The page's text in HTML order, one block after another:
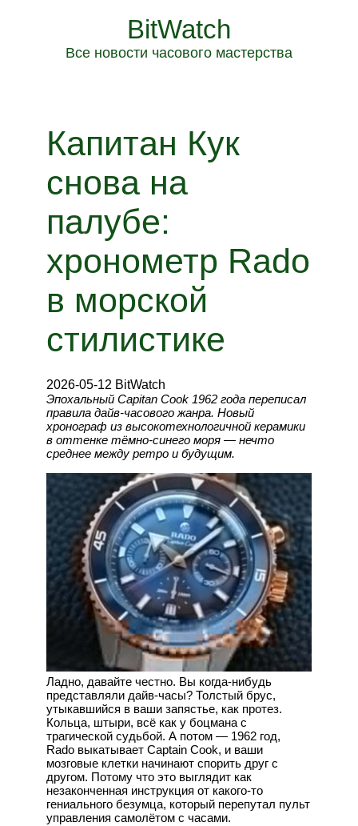
BitWatch
Все новости часового мастерства
Капитан Кук
снова на
палубе:
хронометр Rado
в морской
стилистике
2026-05-12 BitWatch
Эпохальный Capitan Cook 1962 года переписал
правила дайв-часового жанра. Новый
хронограф из высокотехнологичной керамики
в оттенке тёмно-синего моря — нечто
среднее между ретро и будущим.
Ладно, давайте честно. Вы когда-нибудь
представляли дайв-часы? Толстый брус,
утыкавшийся в ваши запястье, как протез.
Кольца, штыри, всё как у боцмана с
трагической судьбой. А потом — 1962 год,
Rado выкатывает Captain Cook, и ваши
мозговые клетки начинают спорить друг с
другом. Потому что это выглядит как
незаконченная инструкция от какого-то
гениального безумца, который перепутал пульт
управления самолётом с часами.